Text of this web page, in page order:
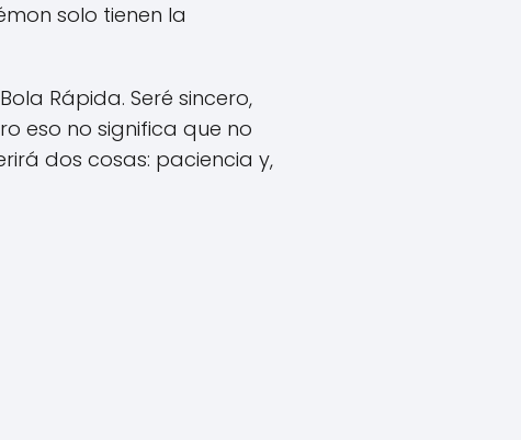
solo tienen la
Rápida. Seré sincero,
eso no significa que no
dos cosas: paciencia y,